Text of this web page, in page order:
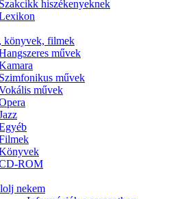
Szakcikk hiszékenyeknek
könyvek, filmek
művek
Szimfonikus művek
művek
ROM
nekem